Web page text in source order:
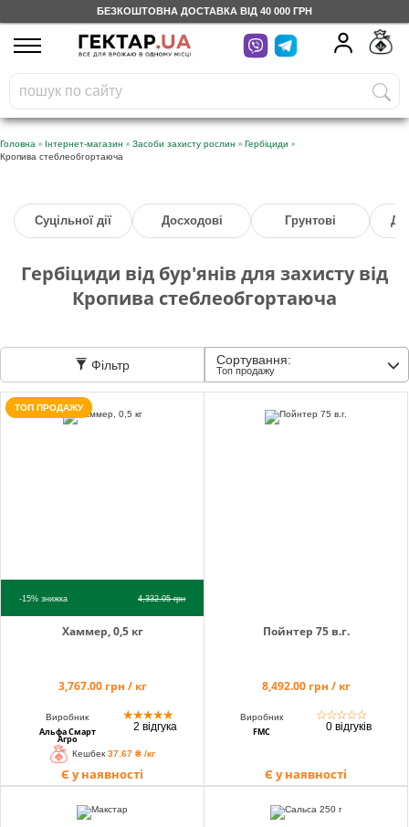
БЕЗКОШТОВНА ДОСТАВКА ВІД 40 000 ГРН
UA
На вашому
бонусному рахунку
грн
Безкоштовно по Україні
Категорії
Щоденник
Відгуки
0 800 203
по Україні
733 0
+38 (066) 733
733 0
+38 (093) 733
Головна » Інтернет-магазин » Засоби захисту рослин » Гербіциди »
Кропива стеблеобгортаюча
Суцільної дії Досходові Грунтові
Гербіциди від бур'янів для захисту від
Кропива стеблеобгортаюча
Фільтр Сортування:
Топ продажу
ТОП ПРОДАЖУ
-15%знижка 4,332.05грн
Хаммер, 0,5 кг
3,767.00 грн / кг
Виробник
Альфа Смарт
Агро
★★★★★
2 відгука
Кешбек 37.67 ₴ /кг
Є у наявності
Пойнтер 75 в.г.
8,492.00 грн / кг
Виробник
FMC
☆☆☆☆☆
0 відгуків
Є у наявності